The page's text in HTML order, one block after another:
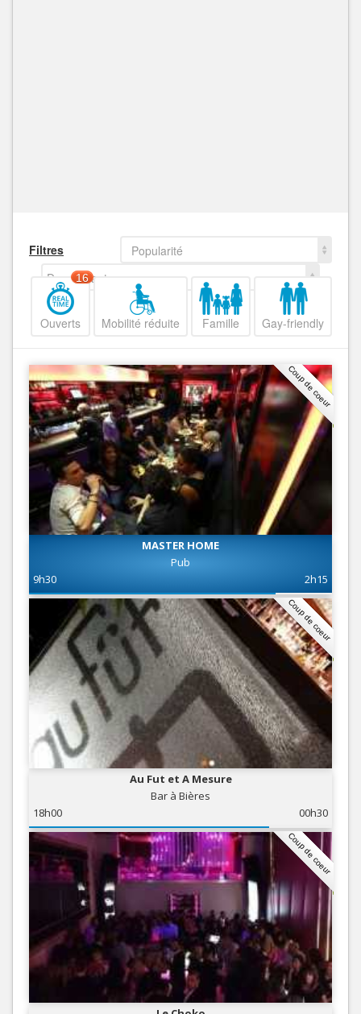
Filtres
Popularité
Decroissant
Ouverts
16
Mobilité réduite Famille Gay-friendly
Coup de coeur
MASTER HOME
Pub
9h30
2h15
Coup de coeur
Au Fut et A Mesure
Bar à Bières
18h00
00h30
Coup de coeur